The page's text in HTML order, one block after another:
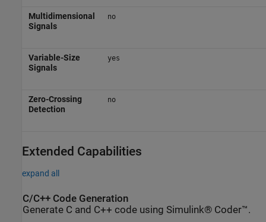
Multidimensional
Signals
no
Variable-Size
Signals
yes
Zero-Crossing
Detection
no
Extended Capabilities
expand all
C/C++ Code Generation
Generate C and C++ code using Simulink® Coder™.